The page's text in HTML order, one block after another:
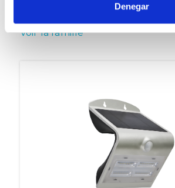
Denegar
Voir la famille